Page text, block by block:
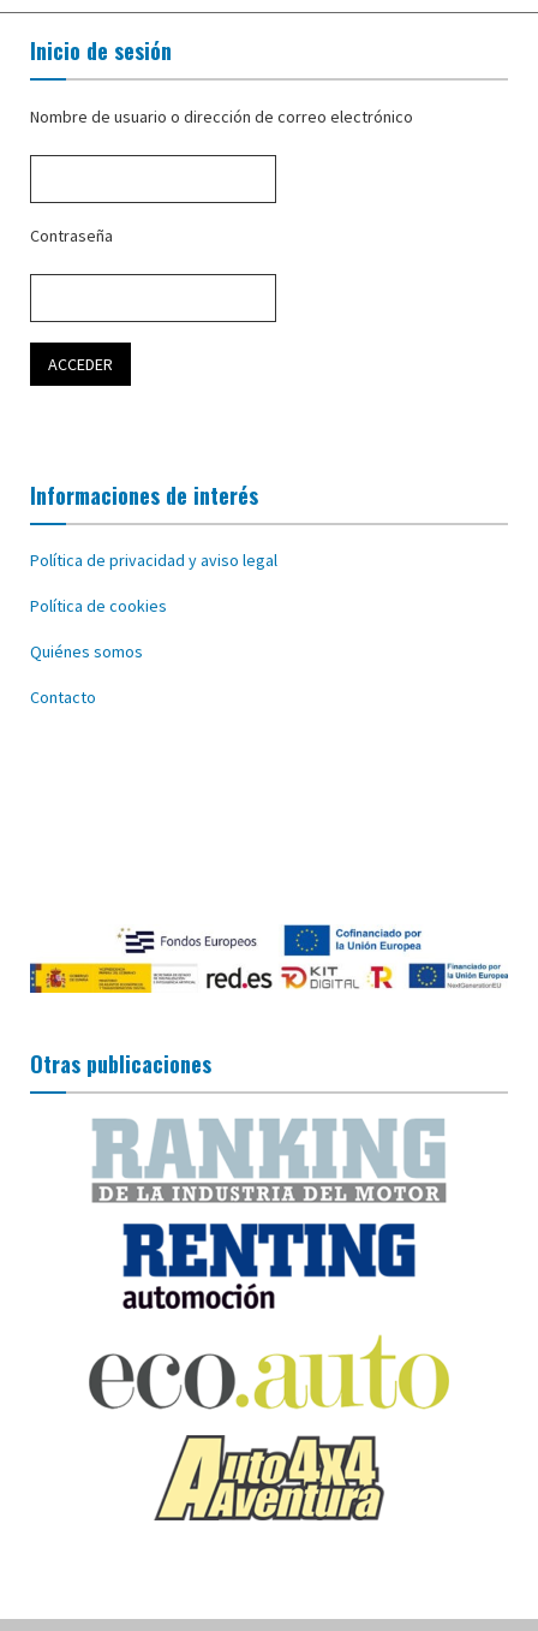
Inicio de sesión
Nombre de usuario o dirección de correo electrónico
Contraseña
Informaciones de interés
Política de privacidad y aviso legal
Política de cookies
Quiénes somos
Contacto
Otras publicaciones